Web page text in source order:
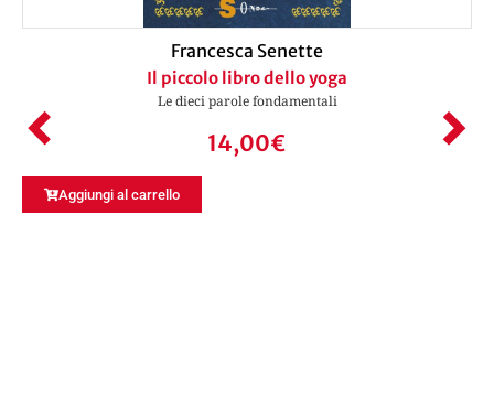
Francesca Senette
Il piccolo libro dello yoga
Le dieci parole fondamentali
14,00€
Aggiungi al carrello